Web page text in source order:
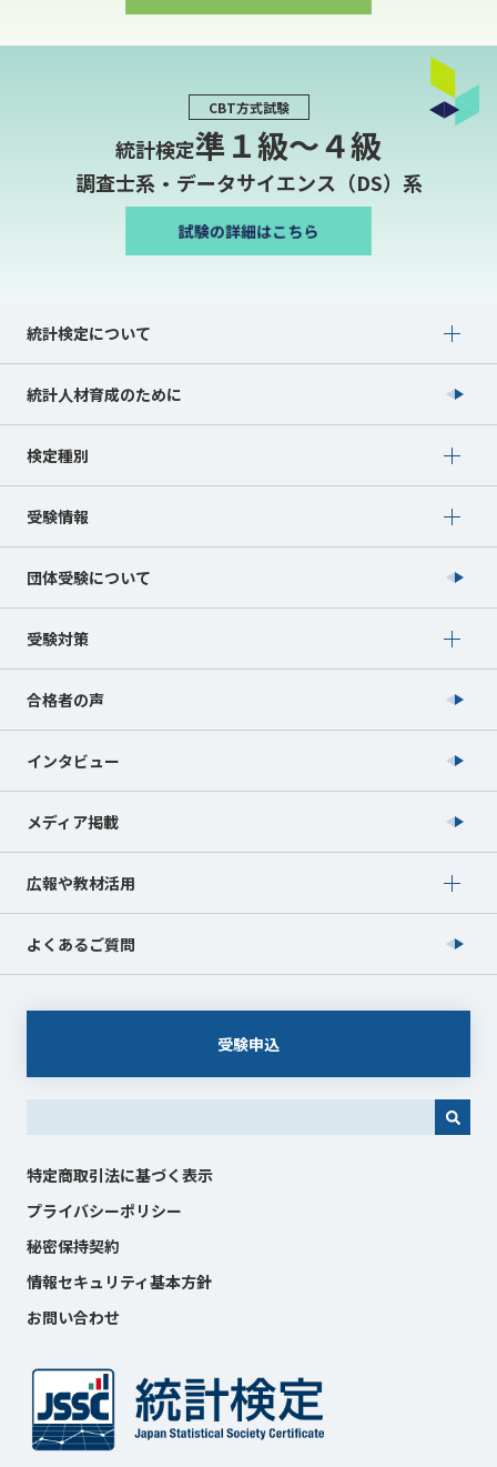
CBT方式試験
統計検定準１級〜４級
調査士系・データサイエンス（DS）系
統計検定について
Show submenu for 統計検定について
統計人材育成のために
検定種別
Show submenu for 検定種別
受験情報
Show submenu for 受験情報
団体受験について
受験対策
Show submenu for 受験対策
合格者の声
インタビュー
メディア掲載
広報や教材活用
Show submenu for 広報や教材活用
よくあるご質問
受験申込
特定商取引法に基づく表示
プライバシーポリシー
秘密保持契約
情報セキュリティ基本方針
お問い合わせ